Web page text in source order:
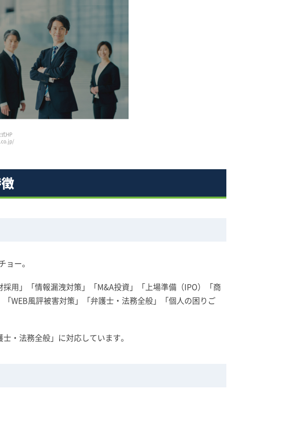
HP
ー。
用」「情報漏洩対策」「M&A投資」「上場準備（IPO）「商
WEB風評被害対策」「弁護士・法務全般」「個人の困りご
・法務全般」に対応しています。